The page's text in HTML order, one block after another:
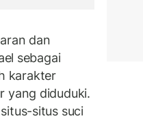
dan
sebagai
karakter
yang diduduki.
situs suci